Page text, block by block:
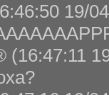
19/
(16:47:11